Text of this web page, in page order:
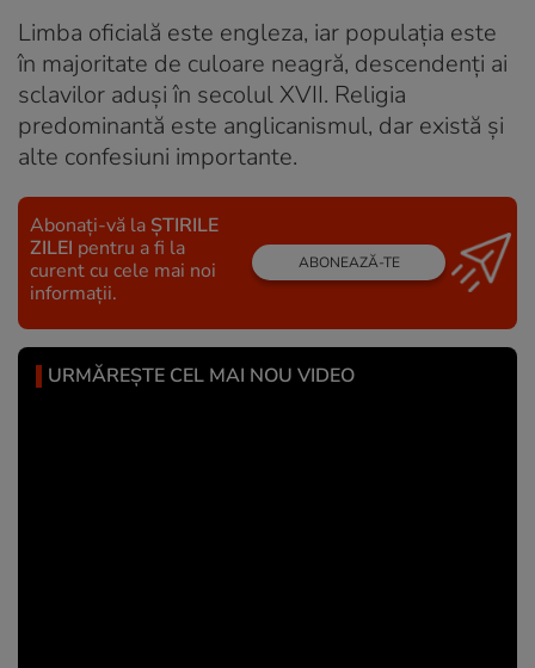
Limba oficială este engleza, iar populația este
în majoritate de culoare neagră, descendenți ai
sclavilor aduși în secolul XVII. Religia
predominantă este anglicanismul, dar există și
alte confesiuni importante.
Abonați-vă la ȘTIRILE
ZILEI pentru a fi la
curent cu cele mai noi
informații.
ABONEAZĂ-TE
URMĂREȘTE CEL MAI NOU VIDEO